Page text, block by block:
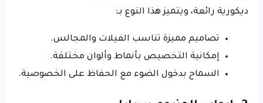
ديكورية رائعة، ويتميز هذا النوع بـ:
تصاميم مميزة تناسب الفيلات والمجالس.
إمكانية التخصيص بأنماط وألوان مختلفة.
السماح بدخول الضوء مع الحفاظ على الخصوصية.